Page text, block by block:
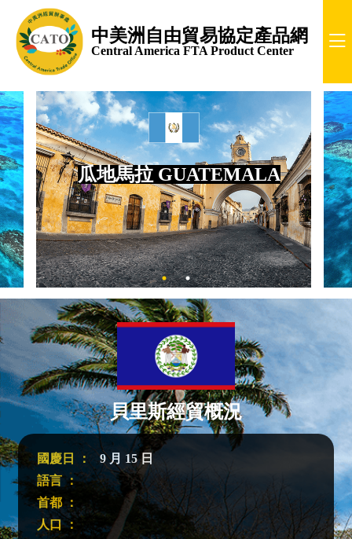
中美洲自由貿易協定產品網
Central America FTA Product Center
瓜地馬拉 GUATEMALA
貝里斯經貿概況
國慶日 ：
9 月 15 日
語言 ：
首都 ：
人口 ：